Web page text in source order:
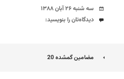
تاریخ
سه شنبه ۲۶ آبان ۱۳۸۸
دیدگاه‌ها
دیدگاه‌تان را بنویسید:
ناوبری
مضامین گمشده 20